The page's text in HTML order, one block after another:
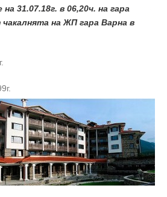
31.07.18г. в 06,20ч. на гара
на ЖП гара Варна в